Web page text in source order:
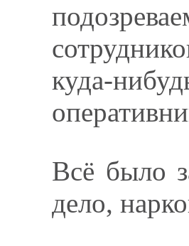
куда-
Всё было
дело,